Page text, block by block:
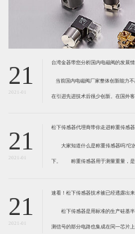
21
2021-01
台湾金器带您分析国内电磁阀的发展情
当前国内电磁阀厂家整体创新能力
在引进先进技术后很少创新。在国外
21
2021-01
松下传感器代理商带你走进称重传感器
大家知道什么是称重传感器吗?它
下。 称重传感器用于测量重量，是
带有应变片的弹性体组成。弹性体通常
21
2021-01
速看！松下传感器技术被已经透露出来
松下传感器是用标准的生产硅基半
测信号的部分电路也集成在同一芯